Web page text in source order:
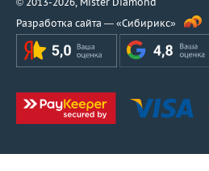
Разработка сайта — «Сибирикс»